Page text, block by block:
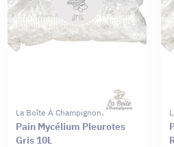
La Boîte À Champignons
Pain Mycélium Pleurotes
Gris 10L